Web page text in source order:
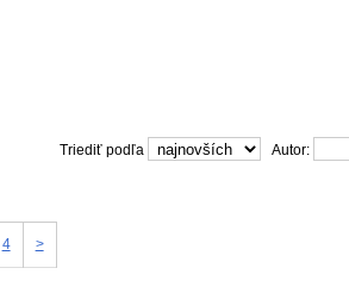
Triediť podľa Autor:
4 >